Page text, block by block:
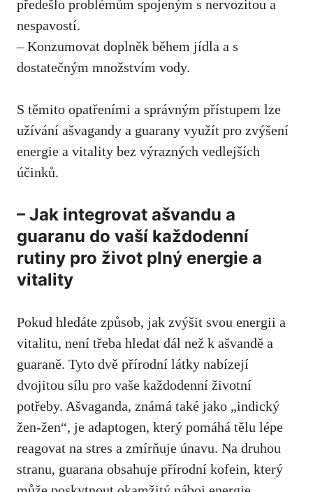
předešlo problémům spojeným s nervozitou a
nespavostí.
– Konzumovat doplněk během jídla a s
dostatečným množstvím vody.
S těmito opatřeními a správným přístupem lze
užívání ašvagandy a guarany využít pro zvýšení
energie a vitality bez výrazných vedlejších
účinků.
– Jak integrovat ašvandu a
guaranu do vaší každodenní
rutiny pro život plný energie a
vitality
Pokud hledáte způsob, jak zvýšit svou energii a
vitalitu, není třeba hledat dál než k ašvandě a
guaraně. Tyto dvě přírodní látky nabízejí
dvojitou sílu pro vaše každodenní životní
potřeby. Ašvaganda, známá také jako „indický
žen-žen“, je adaptogen, který pomáhá tělu lépe
reagovat na stres a zmírňuje únavu. Na druhou
stranu, guarana obsahuje přírodní kofein, který